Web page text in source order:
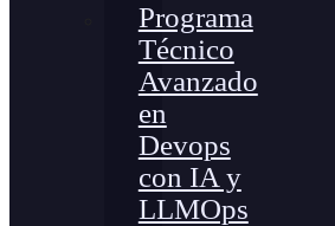
Programa
Técnico
Avanzado
en
Devops
con IA y
LLMOps